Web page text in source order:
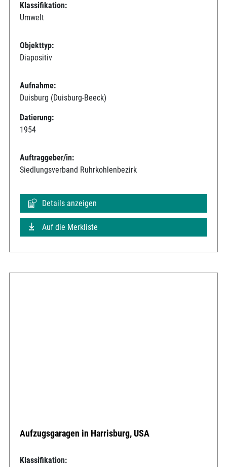
Klassifikation:
Umwelt
Objekttyp:
Diapositiv
Aufnahme:
Duisburg (Duisburg-Beeck)
Datierung:
1954
Auftraggeber/in:
Siedlungsverband Ruhrkohlenbezirk
Details anzeigen
Auf die Merkliste
Aufzugsgaragen in Harrisburg, USA
Klassifikation: